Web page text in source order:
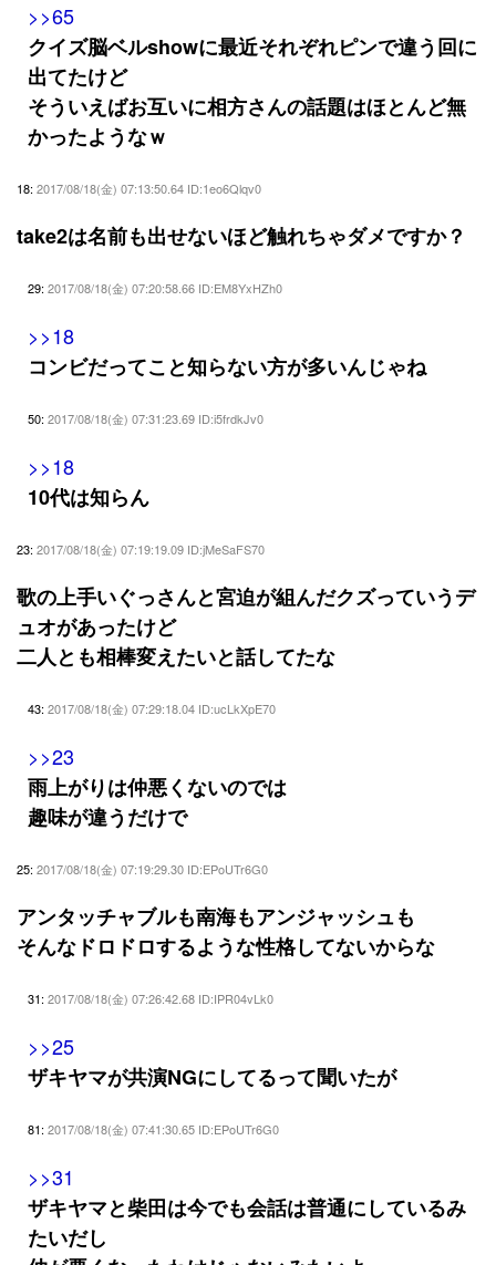
>>65
クイズ脳ベルshowに最近それぞれピンで違う回に
出てたけど
そういえばお互いに相方さんの話題はほとんど無
かったようなｗ
18: 2017/08/18(金) 07:13:50.64 ID:1eo6Qlqv0
take2は名前も出せないほど触れちゃダメですか？
29: 2017/08/18(金) 07:20:58.66 ID:EM8YxHZh0
>>18
コンビだってこと知らない方が多いんじゃね
50: 2017/08/18(金) 07:31:23.69 ID:i5frdkJv0
>>18
10代は知らん
23: 2017/08/18(金) 07:19:19.09 ID:jMeSaFS70
歌の上手いぐっさんと宮迫が組んだクズっていうデ
ュオがあったけど
二人とも相棒変えたいと話してたな
43: 2017/08/18(金) 07:29:18.04 ID:ucLkXpE70
>>23
雨上がりは仲悪くないのでは
趣味が違うだけで
25: 2017/08/18(金) 07:19:29.30 ID:EPoUTr6G0
アンタッチャブルも南海もアンジャッシュも
そんなドロドロするような性格してないからな
31: 2017/08/18(金) 07:26:42.68 ID:IPR04vLk0
>>25
ザキヤマが共演NGにしてるって聞いたが
81: 2017/08/18(金) 07:41:30.65 ID:EPoUTr6G0
>>31
ザキヤマと柴田は今でも会話は普通にしているみ
たいだし